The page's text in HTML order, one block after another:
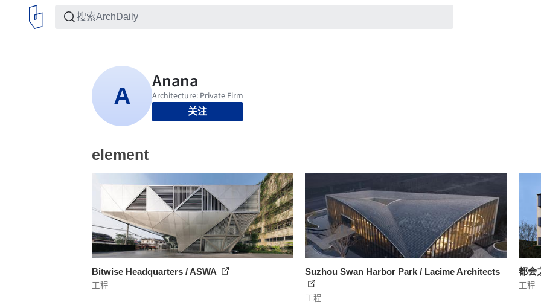
关注
element
Bitwise Headquarters / ASWA
工程
Suzhou Swan Harbor Park / Lacime Architects
工程
都会
工程